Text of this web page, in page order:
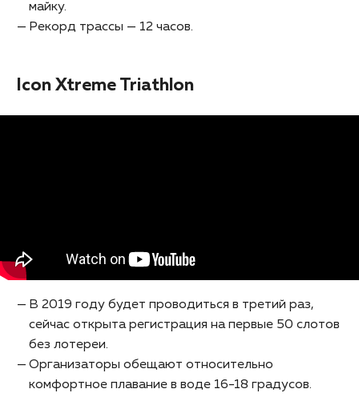
майку.
Рекорд трассы — 12 часов.
Icon Xtreme Triathlon
В 2019 году будет проводиться в третий раз,
сейчас открыта регистрация на первые 50 слотов
без лотереи.
Организаторы обещают относительно
комфортное плавание в воде 16-18 градусов.